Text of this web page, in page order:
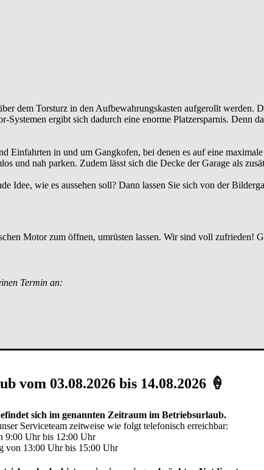
dem Torsturz in den Aufbewahrungskasten aufgerollt werden.
Systemen ergibt sich dadurch eine enorme Platzersparnis.
Einfahrten in und um Gangkofen, bei denen es auf eine
und nah parken. Zudem lässt sich die Decke der Garage als
Idee, wie es aussehen soll? Dann lassen Sie sich von der
Motor zum öffnen, umrüsten lassen. Wir sind voll
Termin an:
sich für einelektrisches Rolltorinteressieren und in Gangkofen
Sie erhalten Ihr persönliches Angebot über ein Rolltor für
in und um Gangkofen
vom 03.08.2026 bis 14.08.2026 🍦
sich im genannten Zeitraum im Betriebsurlaub.
Serviceteam zeitweise wie folgt telefonisch erreichbar:
9:00 Uhr bis 12:00 Uhr
von 13:00 Uhr bis 15:00 Uhr